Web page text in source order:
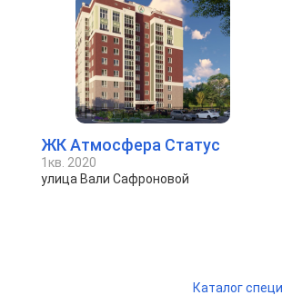
ЖК Атмосфера Статус
1кв. 2020
улица Вали Сафроновой
Каталог